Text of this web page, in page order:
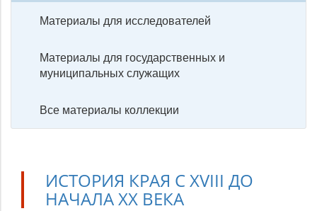
Материалы для исследователей
Материалы для государственных и
муниципальных служащих
Все материалы коллекции
ИСТОРИЯ КРАЯ С XVIII ДО
НАЧАЛА ХХ ВЕКА